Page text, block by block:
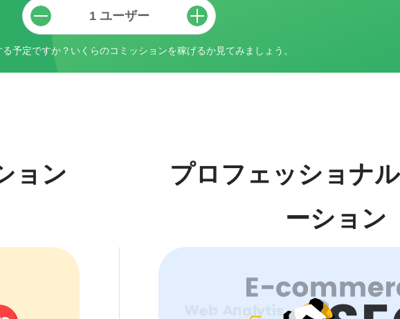
予定ですか？いくらのコミッションを稼げるか見てみましょう。
ョン
プロフェッショナ
ーション